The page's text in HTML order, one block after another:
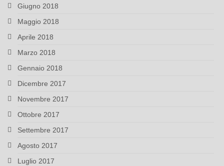
Giugno 2018
Maggio 2018
Aprile 2018
Marzo 2018
Gennaio 2018
Dicembre 2017
Novembre 2017
Ottobre 2017
Settembre 2017
Agosto 2017
Luglio 2017